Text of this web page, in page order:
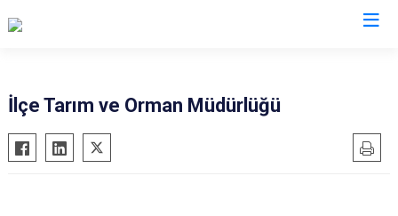
Adilcevaz
Ahlat
İlçe Tarım ve Orman Müdürlüğü